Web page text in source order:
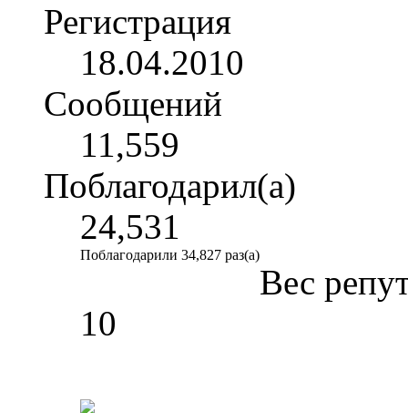
Регистрация
18.04.2010
Сообщений
11,559
Поблагодарил(а)
24,531
Поблагодарили 34,827 раз(а)
Вес
10